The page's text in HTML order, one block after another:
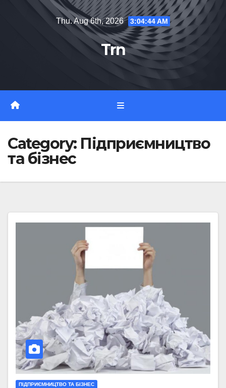
Thu. Aug 6th, 2026 3:04:44 AM
Trn
Category: Підприємництво
та бізнес
ПІДПРИЄМНИЦТВО ТА БІЗНЕС